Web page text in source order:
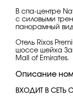
В спа-центре
с силовыми
панорамный
Отель Rixos
шоссе шейха
Mall of Emirates.
Описание
ВХОДИТ В СЕТЬ